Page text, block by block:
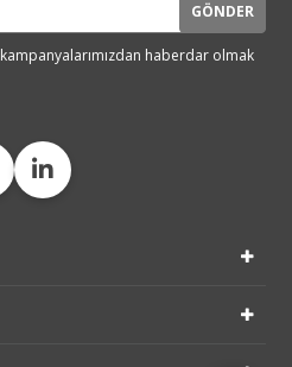
GÖNDER
kampanyalarımızdan haberdar olmak